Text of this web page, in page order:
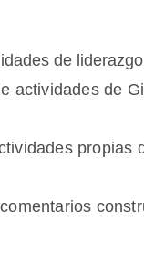
de
actividades de
propias